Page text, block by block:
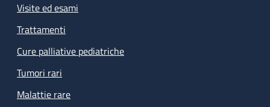
Visite ed esami
Trattamenti
Cure palliative pediatriche
Tumori rari
Malattie rare